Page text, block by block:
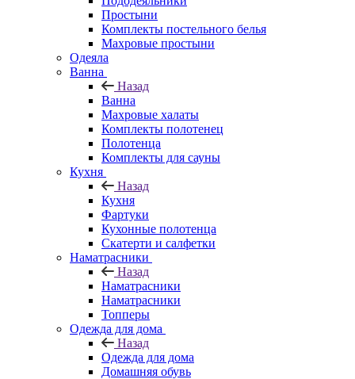
Простыни
Комплекты постельного белья
Махровые простыни
Одеяла
Ванна
Назад
Ванна
Махровые халаты
Комплекты полотенец
Полотенца
Комплекты для сауны
Кухня
Назад
Кухня
Фартуки
Кухонные полотенца
Скатерти и салфетки
Наматрасники
Назад
Наматрасники
Наматрасники
Топперы
Одежда для дома
Назад
Одежда для дома
Домашняя обувь